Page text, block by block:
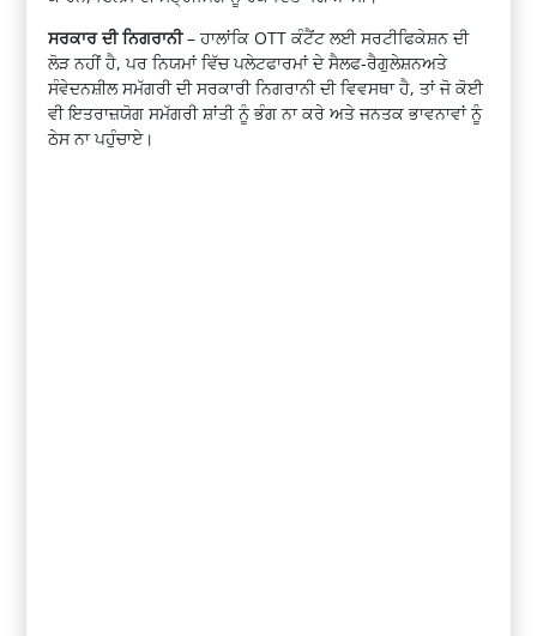
ਸਰਕਾਰ ਦੀ ਨਿਗਰਾਨੀ– ਹਾਲਾਂਕਿ OTT ਕੰਟੈਂਟ ਲਈ ਸਰਟੀਫਿਕੇਸ਼ਨ ਦੀ
ਲੋੜ ਨਹੀਂ ਹੈ, ਪਰ ਨਿਯਮਾਂ ਵਿੱਚ ਪਲੇਟਫਾਰਮਾਂ ਦੇ ਸੈਲਫ-ਰੈਗੁਲੇਸ਼ਨਅਤੇ
ਸੰਵੇਦਨਸ਼ੀਲ ਸਮੱਗਰੀ ਦੀ ਸਰਕਾਰੀ ਨਿਗਰਾਨੀ ਦੀ ਵਿਵਸਥਾ ਹੈ, ਤਾਂ ਜੋ ਕੋਈ
ਵੀ ਇਤਰਾਜ਼ਯੋਗ ਸਮੱਗਰੀ ਸ਼ਾਂਤੀ ਨੂੰ ਭੰਗ ਨਾ ਕਰੇ ਅਤੇ ਜਨਤਕ ਭਾਵਨਾਵਾਂ ਨੂੰ
ਠੇਸ ਨਾ ਪਹੁੰਚਾਏ।